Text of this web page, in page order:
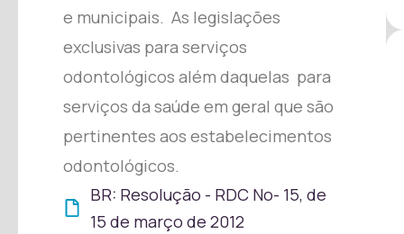
e municipais. As legislações
exclusivas para serviços
odontológicos além daquelas para
serviços da saúde em geral que são
pertinentes aos estabelecimentos
odontológicos.
BR: Resolução - RDC No- 15, de
15 de março de 2012